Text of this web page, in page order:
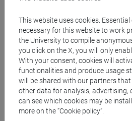
(GIAPPONESE) - AJ24 -
insegnanti
fi 30 cfu allegato 2
[FI25] LINGUE E CULTURE
ISTITUTI DI ISTRUZIONE
(PORTOGHESE) - AN24
insegnanti
fi 30 cfu allegato 2
[FI26] LINGUA E CULTURA
This website uses cookies.
necessary for this website to work
the University to compile
you click on the X, you will only
With your consent, cookies will
functionalities and produce usage
will be shared with our partners
other data for analysis, advertising,
can see which cookies may be
more on the “Cookie policy”.